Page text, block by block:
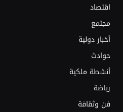
اقتصاد
مجتمع
أخبار دولية
حوادث
أنشطة ملكية
رياضة
فن وثقافة